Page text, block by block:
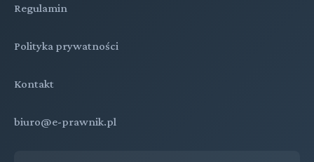
Regulamin
Polityka prywatności
Kontakt
biuro@e-prawnik.pl